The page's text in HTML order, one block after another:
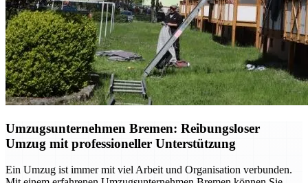
Umzugsunternehmen Bremen: Reibungsloser
Umzug mit professioneller Unterstützung
Ein Umzug ist immer mit viel Arbeit und Organisation verbunden.